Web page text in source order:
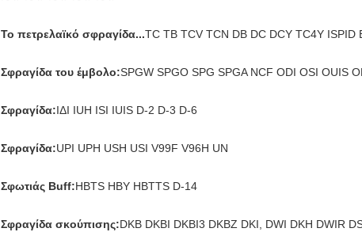
Το πετρελαϊκό σφραγίδα...TC TB TCV TCN DB DC DCY TC4Y ISPID
Σφραγίδα του έμβολο:SPGW SPGO SPG SPGA NCF ODI OSI OUIS
Σφραγίδα:ΙΔΙ IUH ISI IUIS D-2 D-3 D-6
Σφραγίδα:UPI UPH USH USI V99F V96H UN
Σφωτιάς Buff:HBTS HBY HBTTS D-14
Σφραγίδα σκούπισης:DKB DKBI DKBI3 DKBZ DKI, DWI DKH DWIR